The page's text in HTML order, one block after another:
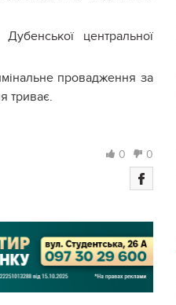
центральної
провадження за
триває.
0 0